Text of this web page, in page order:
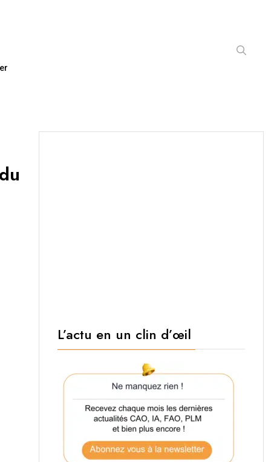
L’actu en un clin d’œil